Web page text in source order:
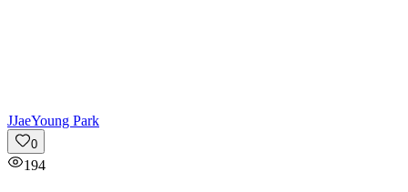
JJaeYoung Park
0
194